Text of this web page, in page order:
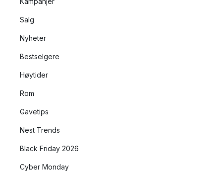
Salg
Nyheter
Bestselgere
Høytider
Rom
Gavetips
Nest Trends
Black Friday 2026
Cyber Monday